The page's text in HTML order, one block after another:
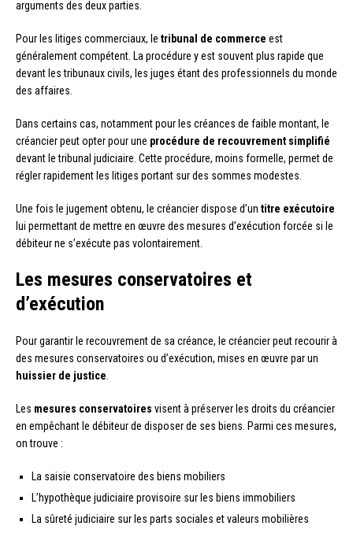
arguments des deux parties.
Pour les litiges commerciaux, le tribunal de commerce est
généralement compétent. La procédure y est souvent plus rapide que
devant les tribunaux civils, les juges étant des professionnels du monde
des affaires.
Dans certains cas, notamment pour les créances de faible montant, le
créancier peut opter pour une procédure de recouvrement simplifié
devant le tribunal judiciaire. Cette procédure, moins formelle, permet de
régler rapidement les litiges portant sur des sommes modestes.
Une fois le jugement obtenu, le créancier dispose d’un titre exécutoire
lui permettant de mettre en œuvre des mesures d’exécution forcée si le
débiteur ne s’exécute pas volontairement.
Les mesures conservatoires et
d’exécution
Pour garantir le recouvrement de sa créance, le créancier peut recourir à
des mesures conservatoires ou d’exécution, mises en œuvre par un
huissier de justice
Les mesures conservatoires visent à préserver les droits du créancier
en empêchant le débiteur de disposer de ses biens. Parmi ces mesures,
on trouve :
La saisie conservatoire des biens mobiliers
L’hypothèque judiciaire provisoire sur les biens immobiliers
La sûreté judiciaire sur les parts sociales et valeurs mobilières